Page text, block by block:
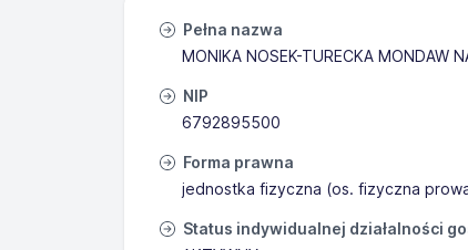
Pełna nazwa
MONIKA NOSEK-TURECKA MONDAW
NIP
6792895500
Forma prawna
jednostka fizyczna (os. fizyczna
Status indywidualnej działalności